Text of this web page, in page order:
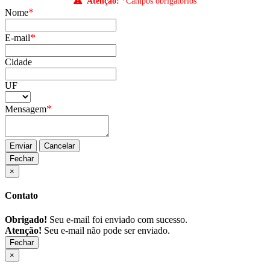
Nome*
E-mail*
Cidade
UF
Mensagem*
Enviar
Cancelar
Fechar
×
Contato
Obrigado! Seu e-mail foi enviado com sucesso.
Atenção! Seu e-mail não pode ser enviado.
Fechar
×